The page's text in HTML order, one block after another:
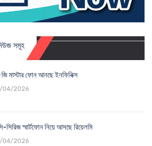
সমূহ
মাস্টার ফোন আনছে ইনফিনিক্স
04/2026
সিরিজ স্মার্টফোন নিয়ে আসছে রিয়েলমি
04/2026